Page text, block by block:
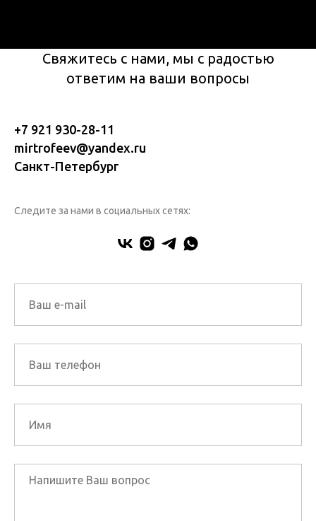
Свяжитесь с нами, мы с радостью
ответим на ваши вопросы
+7 921 930-28-11
mirtrofeev@yandex.ru
Санкт-Петербург
Следите за нами в социальных сетях: